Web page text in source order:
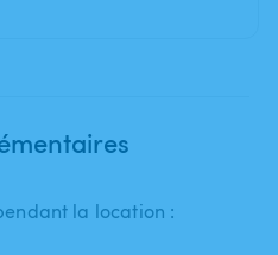
la location :